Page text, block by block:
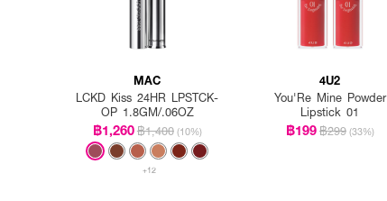
MAC
LCKD Kiss 24HR LPSTCK-
OP 1.8GM/.06OZ
฿1,260฿1,400 (10%)
+12
4U2
You'Re Mine Powder
Lipstick 01
฿199฿299 (33%)